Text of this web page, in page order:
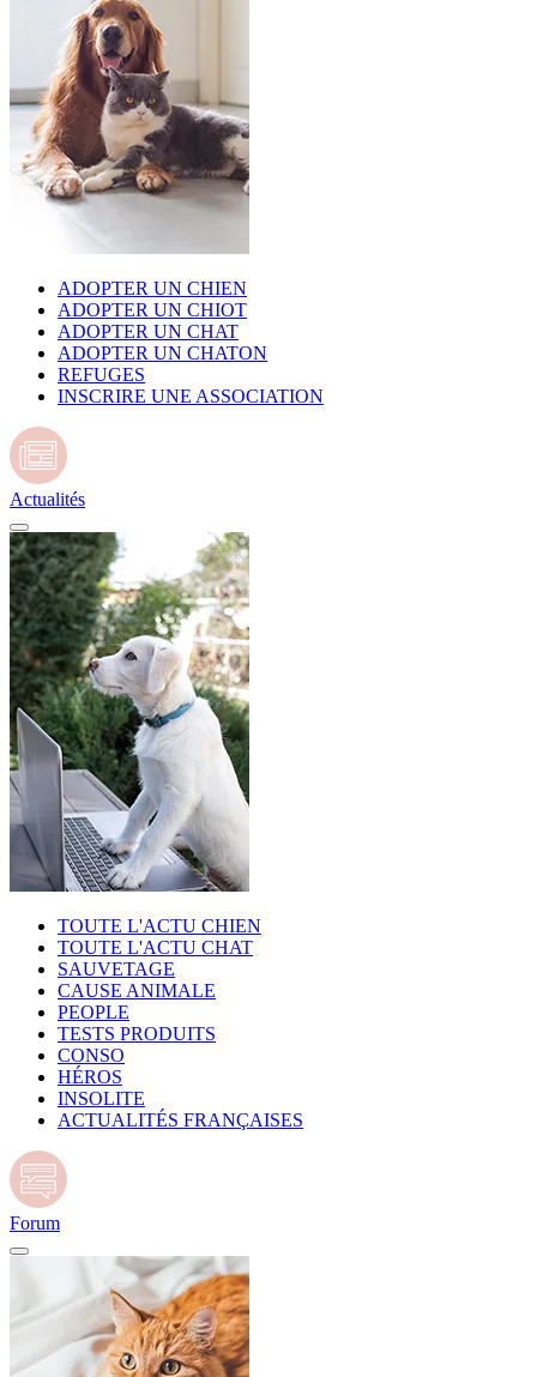
ADOPTER UN CHIEN
ADOPTER UN CHIOT
ADOPTER UN CHAT
ADOPTER UN CHATON
REFUGES
INSCRIRE UNE ASSOCIATION
Actualités
TOUTE L'ACTU CHIEN
TOUTE L'ACTU CHAT
SAUVETAGE
CAUSE ANIMALE
PEOPLE
TESTS PRODUITS
CONSO
HÉROS
INSOLITE
ACTUALITÉS FRANÇAISES
Forum